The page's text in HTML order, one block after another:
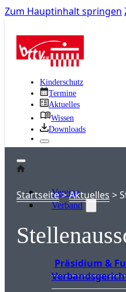
Zum Hauptinhalt springen
Kinderschutz
Termine
Aktuelles
Wissen
Downloads
Vereine
Verband
Präsidium &
Startseite>Aktuelles >